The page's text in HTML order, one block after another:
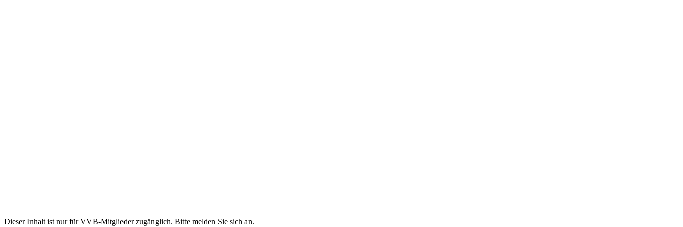
Dieser Inhalt ist nur für VVB-Mitglieder zugänglich. Bitte melden Sie sich an.